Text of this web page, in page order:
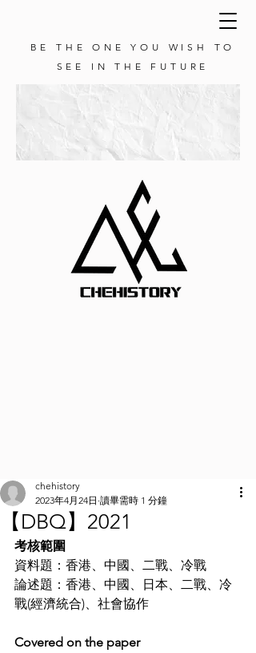
BE THE ONE YOU WISH TO
SEE IN THE FUTURE
【DBQ】2021
chehistory
2023年4月24日 讀畢需時 1 分鐘
考核範圍
資料題：香港、中國、二戰、冷戰
論述題：香港、中國、日本、二戰、冷
戰(經濟統合)、社會協作
Covered on the paper